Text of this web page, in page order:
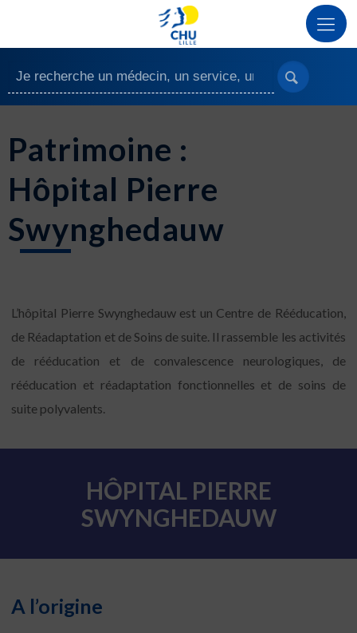
Patrimoine :
Hôpital Pierre
Swynghedauw
L’hôpital Pierre Swynghedauw est un Centre de Rééducation,
de Réadaptation et de Soins de suite. Il rassemble les activités
de rééducation et de convalescence neurologiques, de
rééducation et réadaptation fonctionnelles et de soins de
suite polyvalents.
HÔPITAL PIERRE
SWYNGHEDAUW
A l’origine